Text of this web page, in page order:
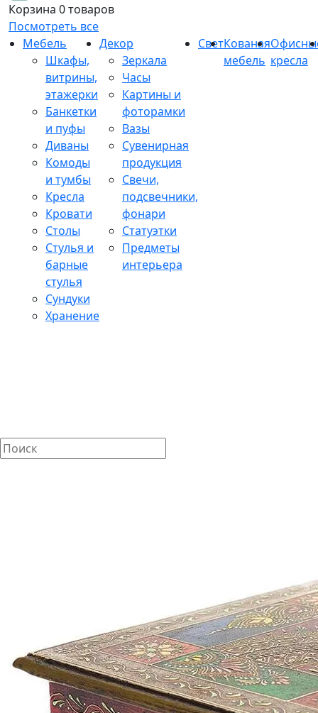
Корзина 0 товаров
Посмотреть все
Мебель
Шкафы,
витрины,
этажерки
Банкетки
и пуфы
Диваны
Комоды
и тумбы
Кресла
Кровати
Столы
Стулья и
барные
стулья
Сундуки
Хранение
Декор
Зеркала
Часы
Картины и
фоторамки
Вазы
Сувенирная
продукция
Свечи,
подсвечники,
фонари
Статуэтки
Предметы
интерьера
СветКованая
мебель кресла